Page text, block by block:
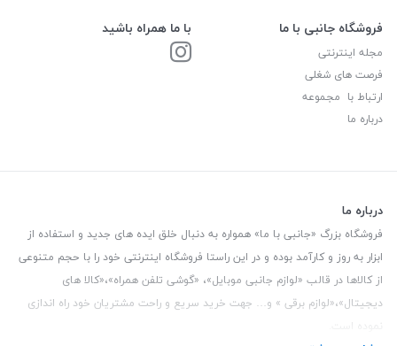
فروشگاه جانبی با ما
مجله اینترنتی
فرصت های شغلی
ارتباط با مجموعه
درباره ما
با ما همراه باشید
درباره ما
فروشگاه بزرگ «جانبی با ما» همواره به دنبال خلق ایده های جدید و استفاده از
ابزار به روز و کارآمد بوده و در این راستا فروشگاه اینترنتی خود را با حجم متنوعی
از کالاها در قالب «لوازم جانبی موبایل»، «گوشی تلفن همراه»،«کالا های
دیجیتال»،«لوازم برقی » و… جهت خرید سریع و راحت مشتریان خود راه اندازی